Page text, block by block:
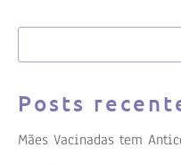
Posts
Mães Vacinadas tem